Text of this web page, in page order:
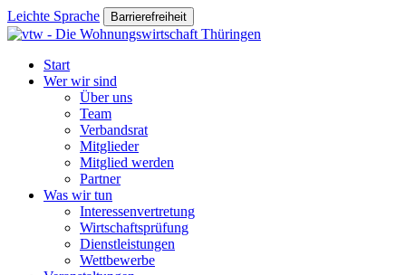
Leichte Sprache Barrierefreiheit
Start
Wer wir sind
Über uns
Team
Verbandsrat
Mitglieder
Mitglied werden
Partner
Was wir tun
Interessenvertretung
Wirtschaftsprüfung
Dienstleistungen
Wettbewerbe